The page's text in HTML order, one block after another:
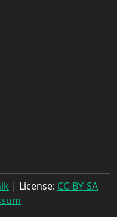
| License: CC-BY-SA